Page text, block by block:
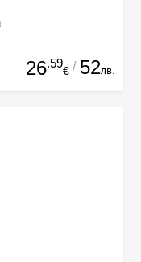
26.59
€ / 52лв.